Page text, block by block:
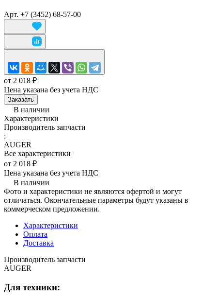
Арт. +7 (3452) 68-57-00
от 2 018 ₽
Цена указана без учета НДС
Заказать
В наличии
Характеристики
Производитель запчасти
:
AUGER
Все характеристики
от 2 018 ₽
Цена указана без учета НДС
В наличии
Фото и характеристики не являются офертой и могут
отличаться. Окончательные параметры будут указаны в
коммерческом предложении.
Характеристики
Оплата
Доставка
Производитель запчасти
AUGER
Для техники: